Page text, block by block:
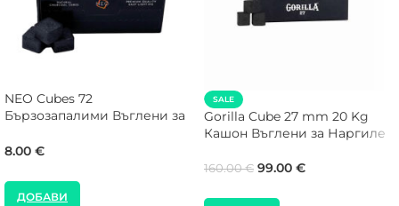
NEO Cubes 72
Бързозапалими Въглени за
8.00 €
ДОБАВИ
SALE
Gorilla Cube 27 mm 20 Kg
Кашон Въглени за Наргиле
160.00€ 99.00 €